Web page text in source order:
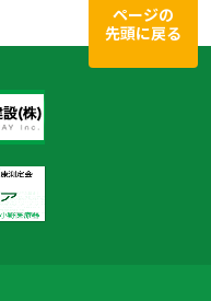
ページの
先頭に戻る